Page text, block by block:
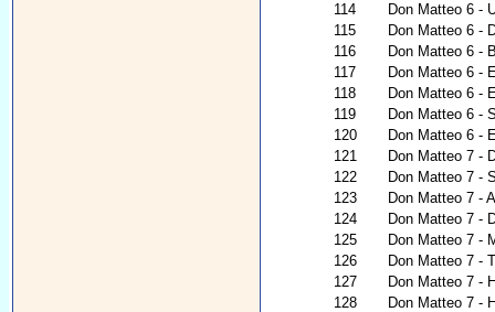
114
Don Matteo 6 -
115
Don Matteo 6 -
116
Don Matteo 6 -
117
Don Matteo 6 -
118
Don Matteo 6 -
119
Don Matteo 6 -
120
Don Matteo 6 -
121
Don Matteo 7 -
122
Don Matteo 7 -
123
Don Matteo 7 -
124
Don Matteo 7 -
125
Don Matteo 7 -
126
Don Matteo 7 -
127
Don Matteo 7 -
128
Don Matteo 7 -